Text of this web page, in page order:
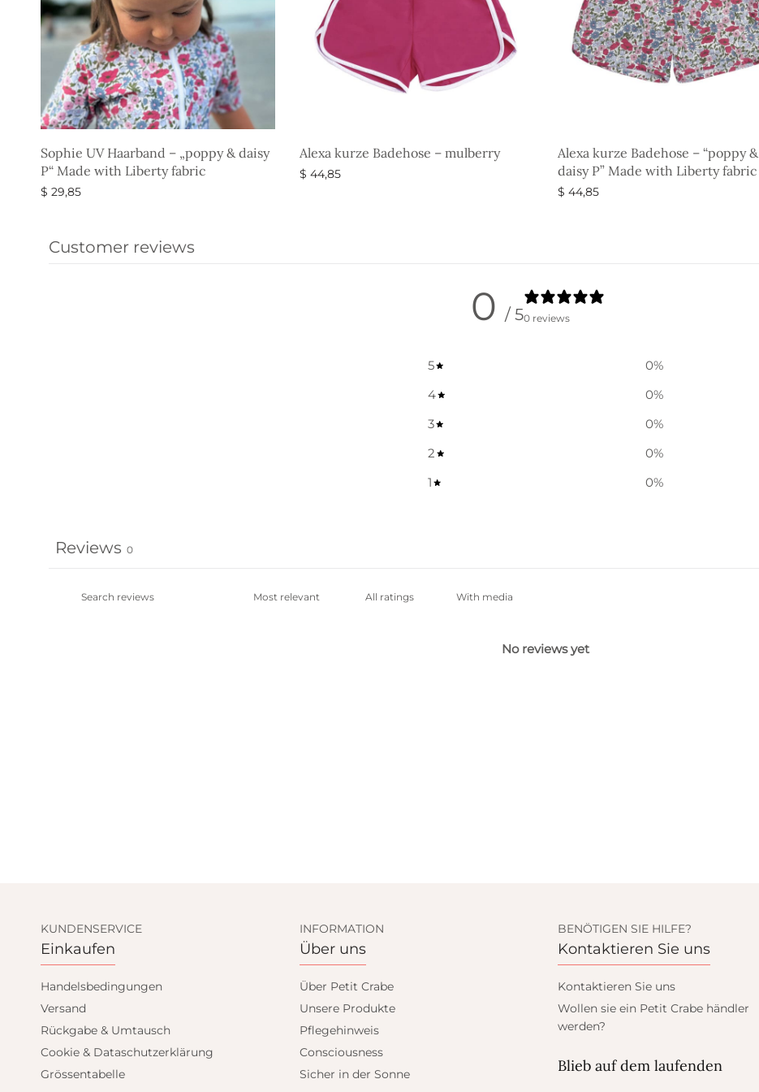
Sophie UV Haarband – „poppy & daisy
P“ Made with Liberty fabric
$ 29,85
Alexa kurze Badehose – mulberry
$ 44,85
Alexa kurze Badehose – “poppy &
daisy P” Made with Liberty fabric
$ 44,85
Customer reviews
0 / 50 reviews
5 0%
4
0%
3
0%
2
0%
1
0%
Reviews 0
With media
No reviews yet
KUNDENSERVICE
Einkaufen
Handelsbedingungen
Versand
Rückgabe & Umtausch
Cookie & Dataschutzerklärung
Grössentabelle
INFORMATION
Über uns
Über Petit Crabe
Unsere Produkte
Pflegehinweis
Consciousness
Sicher in der Sonne
BENÖTIGEN SIE HILFE?
Kontaktieren Sie uns
Kontaktieren Sie uns
Wollen sie ein Petit Crabe händler
werden?
Blieb auf dem laufenden